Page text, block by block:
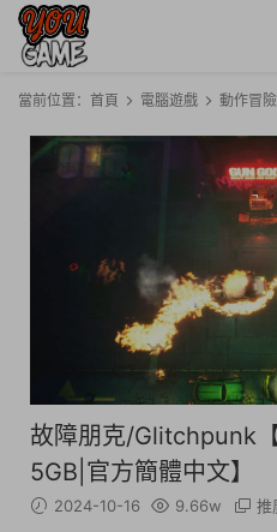
當前位置： 首頁 電腦遊戲 動作冒險
故障朋克/Glitchpunk
5GB|官方簡體中文】
2024-10-16 9.66w 推